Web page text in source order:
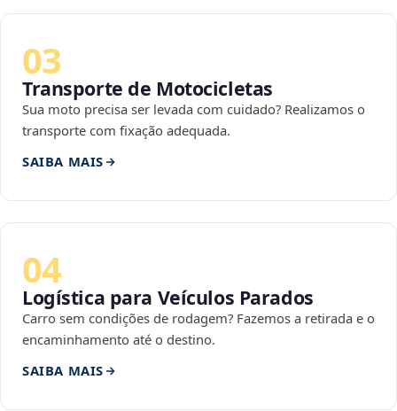
03
Transporte de Motocicletas
Sua moto precisa ser levada com cuidado? Realizamos o
transporte com fixação adequada.
SAIBA MAIS
04
Logística para Veículos Parados
Carro sem condições de rodagem? Fazemos a retirada e o
encaminhamento até o destino.
SAIBA MAIS